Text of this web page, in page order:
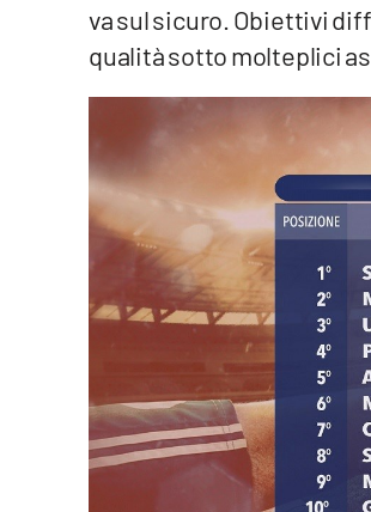
Buona Sanità Calabria
Calabriavisione
Destinazioni
va sul sicuro. Obiettivi
qualità sotto molteplici